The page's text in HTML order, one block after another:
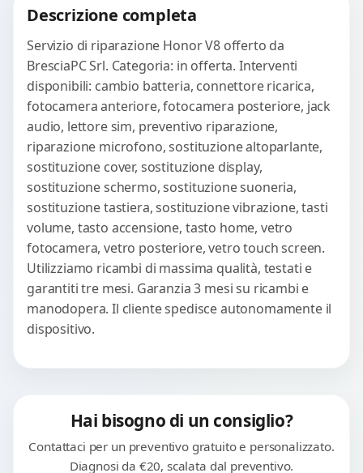
Descrizione completa
Servizio di riparazione Honor V8 offerto da
BresciaPC Srl. Categoria: in offerta. Interventi
disponibili: cambio batteria, connettore ricarica,
fotocamera anteriore, fotocamera posteriore, jack
audio, lettore sim, preventivo riparazione,
riparazione microfono, sostituzione altoparlante,
sostituzione cover, sostituzione display,
sostituzione schermo, sostituzione suoneria,
sostituzione tastiera, sostituzione vibrazione, tasti
volume, tasto accensione, tasto home, vetro
fotocamera, vetro posteriore, vetro touch screen.
Utilizziamo ricambi di massima qualità, testati e
garantiti tre mesi. Garanzia 3 mesi su ricambi e
manodopera. Il cliente spedisce autonomamente il
dispositivo.
Hai bisogno di un consiglio?
Contattaci per un preventivo gratuito e personalizzato.
Diagnosi da €20, scalata dal preventivo.